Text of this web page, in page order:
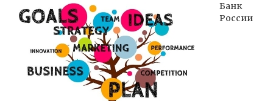
Банк
России